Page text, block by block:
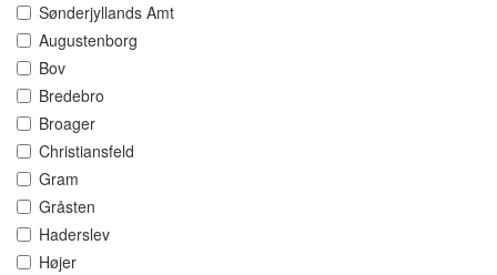
Sønderjyllands Amt
Augustenborg
Bov
Bredebro
Broager
Christiansfeld
Gram
Gråsten
Haderslev
Højer